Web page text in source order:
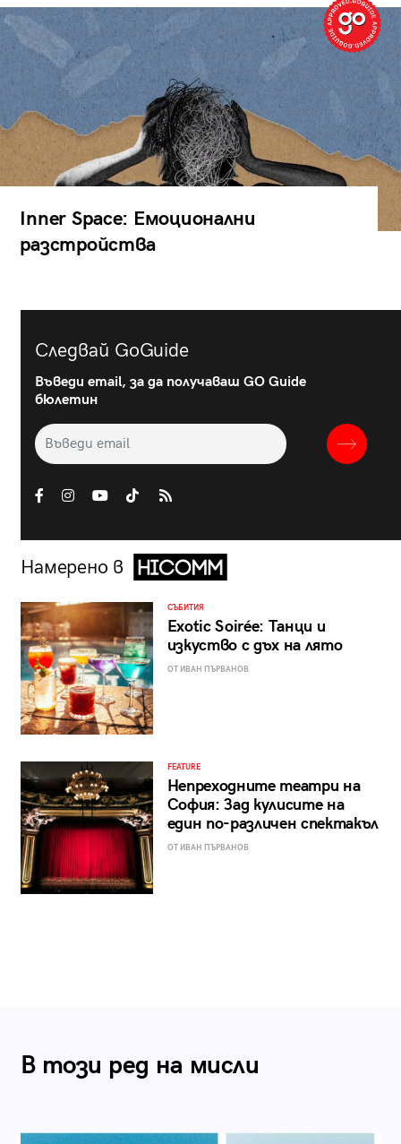
Inner Space: Емоционални
разстройства
Следвай GoGuide
Въведи email, за да получаваш GO Guide
бюлетин
Намерено в
СЪБИТИЯ
Exotic Soirée: Танци и
изкуство с дъх на лято
ОТ ИВАН ПЪРВАНОВ
FEATURE
Непреходните театри на
София: Зад кулисите на
един по-различен спектакъл
ОТ ИВАН ПЪРВАНОВ
В този ред на мисли